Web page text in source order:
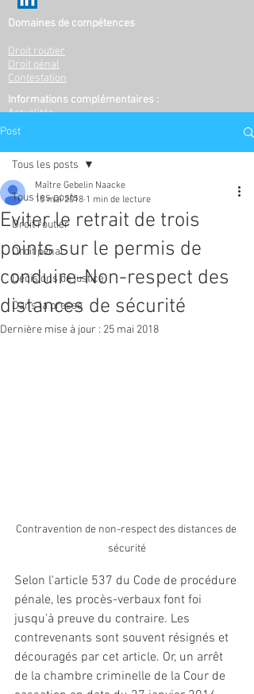
Domaines de compétences
Droit routier
Droit pénal
Contestation
Informations complémentaires :
Actualités
Mentions Légales
Post
Tous les posts
Droit routier
Droit pénal
Décisions de justice
Dans la presse
Tous les posts
Eviter le retrait de trois
points sur le permis de
conduire-Non-respect des
distances de sécurité
Maître Gebelin Naacke
15 mai 2018 1 min de lecture
Dernière mise à jour : 25 mai 2018
Contravention de non-respect des distances de
sécurité
Selon l'article 537 du Code de procédure
pénale, les procès-verbaux font foi
jusqu'à preuve du contraire. Les
contrevenants sont souvent résignés et
découragés par cet article. Or, un arrêt
de la chambre criminelle de la Cour de